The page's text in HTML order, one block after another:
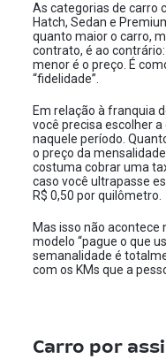
As categorias de carro
Hatch, Sedan e
quanto maior o carro,
contrato, é ao
menor é o preço. É
“fidelidade”.
Em relação à franquia
você precisa escolher
naquele período.
o preço da
costuma cobrar uma
caso você ultrapasse
R$ 0,50 por quilômetro.
Mas isso não acontece
modelo “pague o que
semanalidade é
com os KMs que a
Carro por